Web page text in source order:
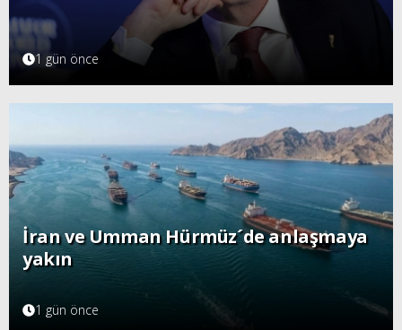
1 gün önce
İran ve Umman Hürmüz´de anlaşmaya
yakın
1 gün önce